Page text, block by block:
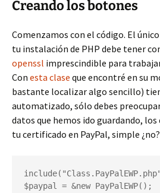
Creando los botones
Comenzamos con el código. El
tu instalación de PHP debe tener
openssl imprescindible para
Con esta clase que encontré en su
bastante localizar algo sencillo)
automatizado, sólo debes
datos que hemos ido guardando,
tu certificado en PayPal, simple
$paypal = &new PayPalEWP();